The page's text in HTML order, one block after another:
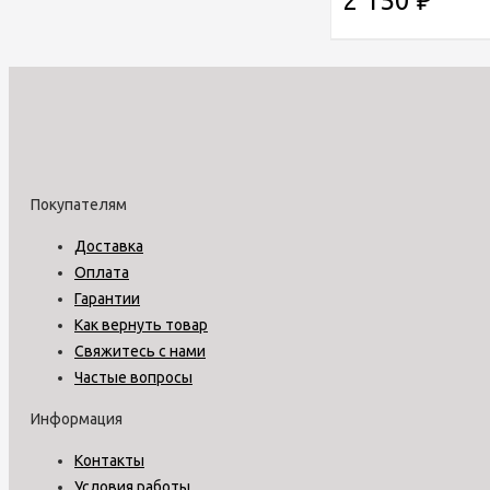
Покупателям
Доставка
Оплата
Гарантии
Как вернуть товар
Свяжитесь с нами
Частые вопросы
Информация
Контакты